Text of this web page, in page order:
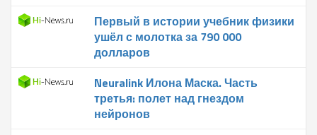
Первый в истории учебник физики
ушёл с молотка за 790 000
долларов
Neuralink Илона Маска. Часть
третья: полет над гнездом
нейронов